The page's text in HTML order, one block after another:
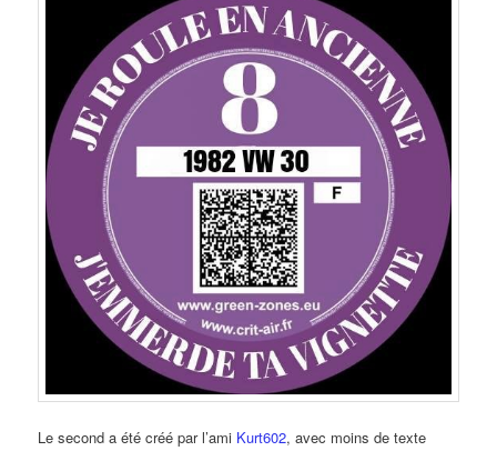
Le second a été créé par l’ami Kurt602, avec moins de texte